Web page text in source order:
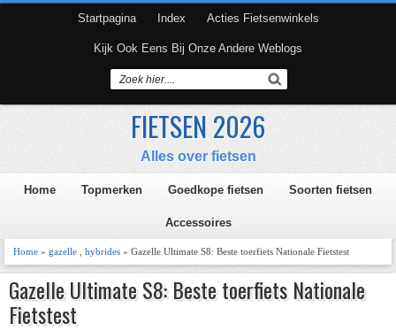
Startpagina Index Acties Fietsenwinkels
Kijk Ook Eens Bij Onze Andere Weblogs
FIETSEN 2026
Alles over fietsen
Home Topmerken Goedkope fietsen Soorten fietsen
Accessoires
Home » gazelle hybrides » Gazelle Ultimate S8: Beste toerfiets Nationale Fietstest
Gazelle Ultimate S8: Beste toerfiets Nationale
Fietstest